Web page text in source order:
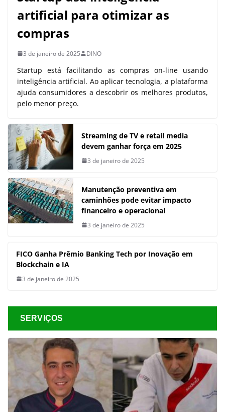
artificial para otimizar as
compras
3 de janeiro de 2025 DINO
Startup está facilitando as compras on-line usando
inteligência artificial. Ao aplicar tecnologia, a plataforma
ajuda consumidores a descobrir os melhores produtos,
pelo menor preço.
Streaming de TV e retail media
devem ganhar força em 2025
3 de janeiro de 2025
Manutenção preventiva em
caminhões pode evitar impacto
financeiro e operacional
3 de janeiro de 2025
FICO Ganha Prêmio Banking Tech por Inovação em
Blockchain e IA
3 de janeiro de 2025
SERVIÇOS